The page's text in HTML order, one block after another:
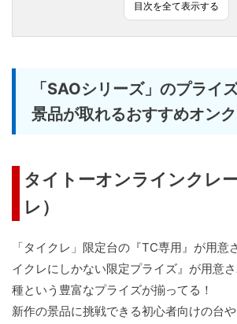
目次を全て表示する
「SAOシリーズ」のプライ
景品が取れるおすすめオン
タイトーオンラインクレ
レ）
「タイクレ」限定台の『TC専用』が用意
イクレにしかない限定プライズ』が用意
種という豊富なプライズが揃ってる！
新作の景品に挑戦できる初心者向けの台